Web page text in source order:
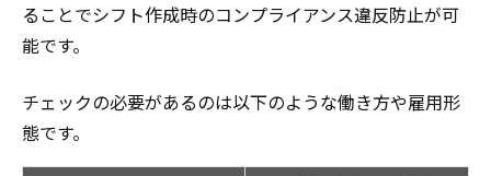
ることでシフト作成時のコンプライアンス違反防止が可
能です。
チェックの必要があるのは以下のような働き方や雇用形
態です。